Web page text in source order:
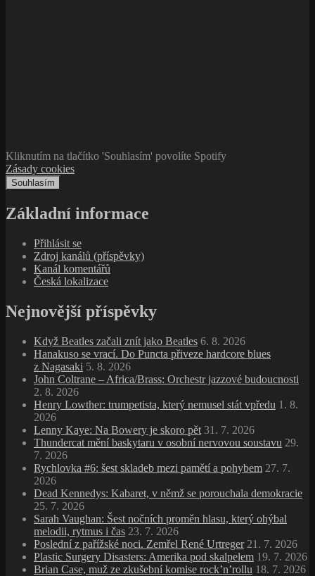
Kliknutím na tlačítko 'Souhlasím' povolíte Spotify
Zásady cookies
Souhlasím
Základní informace
Přihlásit se
Zdroj kanálů (příspěvky)
Kanál komentářů
Česká lokalizace
Nejnovější příspěvky
Když Beatles začali znít jako Beatles 6. 8. 2026
Hanakuso se vrací. Do Puncta přiveze hardcore blues
z Nagasaki 5. 8. 2026
John Coltrane – Africa/Brass: Orchestr jazzové budoucnosti
2. 8. 2026
Henry Lowther: trumpetista, který nemusel stát vpředu 1. 8.
2026
Lenny Kaye: Na Bowery je skoro pět 31. 7. 2026
Thundercat mění baskytaru v osobní nervovou soustavu 29.
7. 2026
Rychlovka #6: šest skladeb mezi pamětí a pohybem 27. 7.
2026
Dead Kennedys: Kabaret, v němž se porouchala demokracie
25. 7. 2026
Sarah Vaughan: Šest nočních proměn hlasu, který ohýbal
melodii, rytmus i čas 23. 7. 2026
Poslední z pařížské noci. Zemřel René Urtreger 21. 7. 2026
Plastic Surgery Disasters: Amerika pod skalpelem 19. 7. 2026
Brian Case, muž ze zkušební komise rock’n’rollu 18. 7. 2026